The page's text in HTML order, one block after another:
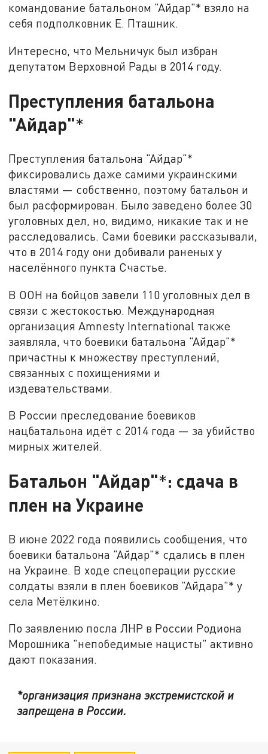
командование батальоном "Айдар"* взяло на
себя подполковник Е. Пташник.
Интересно, что Мельничук был избран
депутатом Верховной Рады в 2014 году.
Преступления батальона
"Айдар"*
Преступления батальона "Айдар"*
фиксировались даже самими украинскими
властями — собственно, поэтому батальон и
был расформирован. Было заведено более 30
уголовных дел, но, видимо, никакие так и не
расследовались. Сами боевики рассказывали,
что в 2014 году они добивали раненых у
населённого пункта Счастье.
В ООН на бойцов завели 110 уголовных дел в
связи с жестокостью. Международная
организация Amnesty International также
заявляла, что боевики батальона "Айдар"*
причастны к множеству преступлений,
связанных с похищениями и
издевательствами.
В России преследование боевиков
нацбатальона идёт с 2014 года — за убийство
мирных жителей.
Батальон "Айдар"*: сдача в
плен на Украине
В июне 2022 года появились сообщения, что
боевики батальона "Айдар"* сдались в плен
на Украине. В ходе спецоперации русские
солдаты взяли в плен боевиков "Айдара"* у
села Метёлкино.
По заявлению посла ЛНР в России Родиона
Морошника "непобедимые нацисты" активно
дают показания.
*организация признана экстремистской и
запрещена в России.